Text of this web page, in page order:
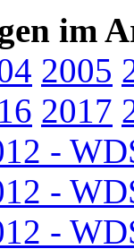
im
2005
2017
-
-
-